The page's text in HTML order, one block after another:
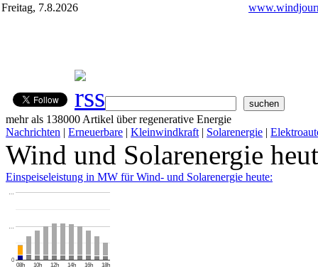
Freitag, 7.8.2026
mehr als 138000 Artikel über regenerative Energie
Nachrichten | Erneuerbare | Kleinwindkraft | Solarenergie |
Wind und Solarenergie
Einspeiseleistung in MW für Wind- und Solarenergie heute:
08h 10h 12h 14h 16h 18h
0
…
…